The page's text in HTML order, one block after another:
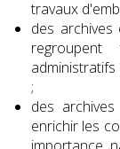
travaux
des
;
des
enrichir les
importance